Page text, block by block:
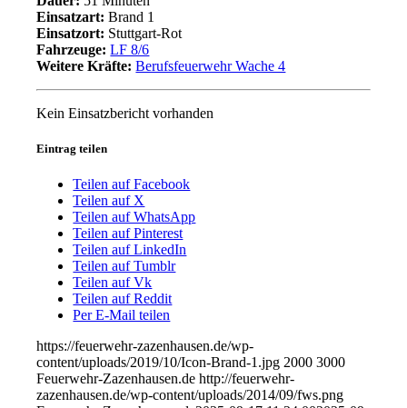
Einsatzart: Brand 1
Einsatzort: Stuttgart-Rot
Fahrzeuge: LF 8/6
Weitere Kräfte: Berufsfeuerwehr Wache 4
Kein Einsatzbericht vorhanden
Eintrag teilen
Teilen auf Facebook
Teilen auf X
Teilen auf WhatsApp
Teilen auf Pinterest
Teilen auf LinkedIn
Teilen auf Tumblr
Teilen auf Vk
Teilen auf Reddit
Per E-Mail teilen
https://feuerwehr-zazenhausen.de/wp-
content/uploads/2019/10/Icon-Brand-1.jpg 2000 3000
Feuerwehr-Zazenhausen.de http://feuerwehr-
zazenhausen.de/wp-content/uploads/2014/09/fws.png